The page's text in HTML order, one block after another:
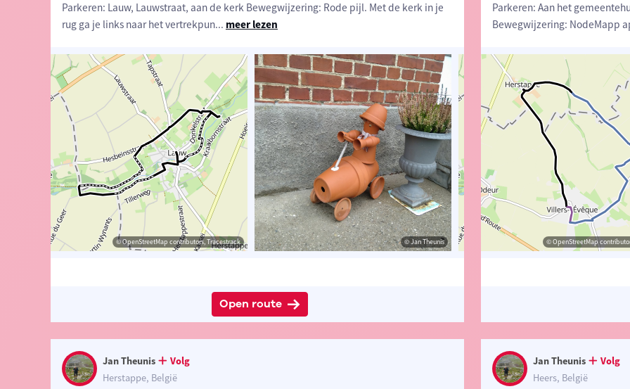
Parkeren: Lauw, Lauwstraat, aan de kerk Bewegwijzering: Rode pijl. Met de kerk in je
rug ga je links naar het vertrekpun... meer lezen
© OpenStreetMap contributors, Tracestrack © Jan Theunis © OpenStreetMap contributors,
Open route
Parkeren: Aan het
Bewegwijzering: NodeMapp
Tracestrack © Jan Theunis © Jan Theunis © OpenStreetMap
Jan Theunis
Volg
Herstappe, België
Jan Theunis
Volg
Heers, België